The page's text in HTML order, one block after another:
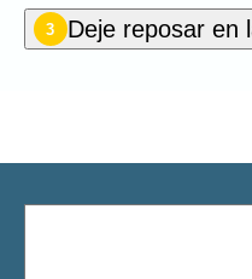
3 Deje reposar en